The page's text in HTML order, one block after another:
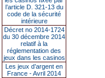
l’article D. 321-13 du
code de la sécurité
intérieure
Décret no 2014-1724
du 30 décembre 2014
relatif à la
réglementation des
jeux dans les casinos
Les jeux d’argent en
France - Avril 2014